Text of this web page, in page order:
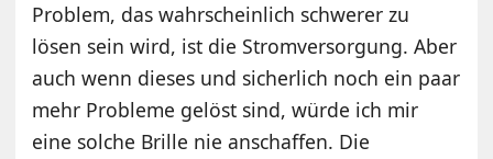
Problem, das wahrscheinlich schwerer zu
lösen sein wird, ist die Stromversorgung. Aber
auch wenn dieses und sicherlich noch ein paar
mehr Probleme gelöst sind, würde ich mir
eine solche Brille nie anschaffen. Die